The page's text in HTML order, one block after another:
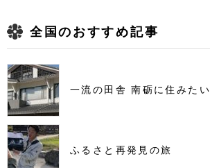
全国のおすすめ記事
一流の田舎 南砺に住みたい
ふるさと再発見の旅